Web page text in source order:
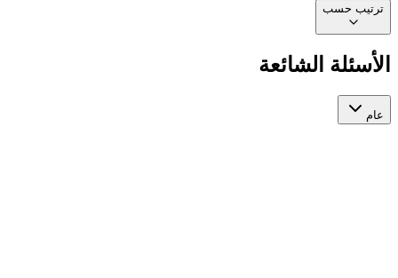
ترتيب حسب
الأسئلة الشائعة
عام